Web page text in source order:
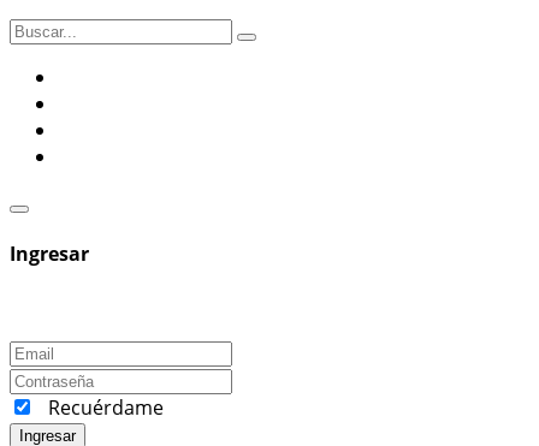
Ingresar
Recuérdame
Ingresar